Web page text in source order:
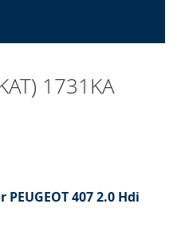
1731KA
407 2.0 Hdi